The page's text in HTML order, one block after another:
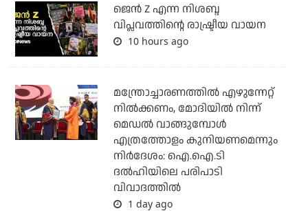
ജെന്‍ Z എന്ന നിശബ്ദ
വിപ്ലവത്തിന്റെ രാഷ്ട്രീയ വായന
10 hours ago
മന്ത്രോച്ചാരണത്തില്‍ എഴുന്നേറ്റ്
നില്‍ക്കണം, മോദിയില്‍ നിന്ന്
മെഡല്‍ വാങ്ങുമ്പോള്‍
എത്രത്തോളം കുനിയണമെന്നും
നിര്‍ദേശം: ഐ.ഐ.ടി
ദല്‍ഹിയിലെ പരിപാടി
വിവാദത്തില്‍
1 day ago